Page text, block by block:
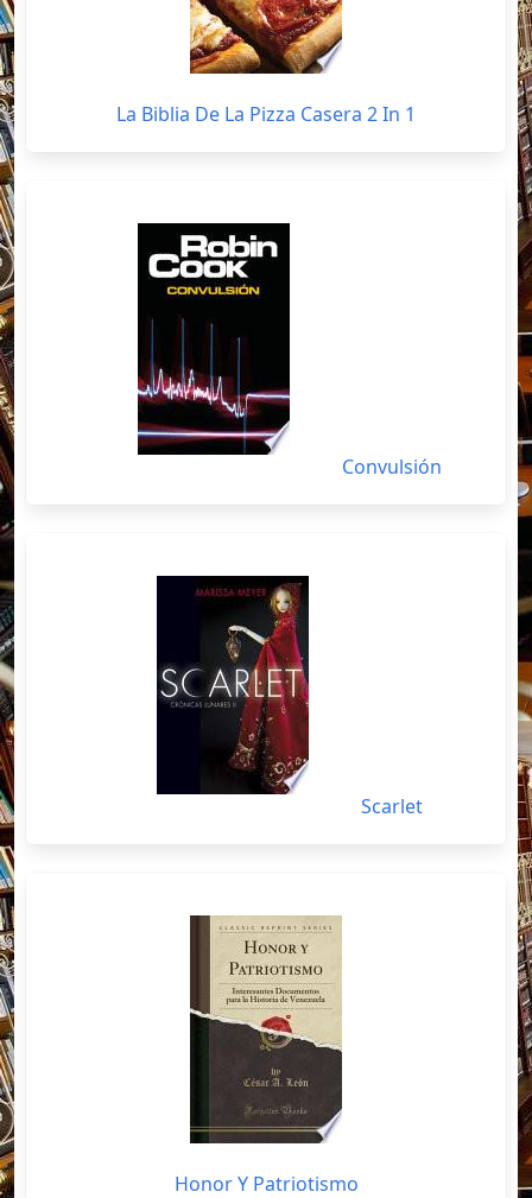
La Biblia De La Pizza Casera 2 In 1
Convulsión
Scarlet
Honor Y Patriotismo